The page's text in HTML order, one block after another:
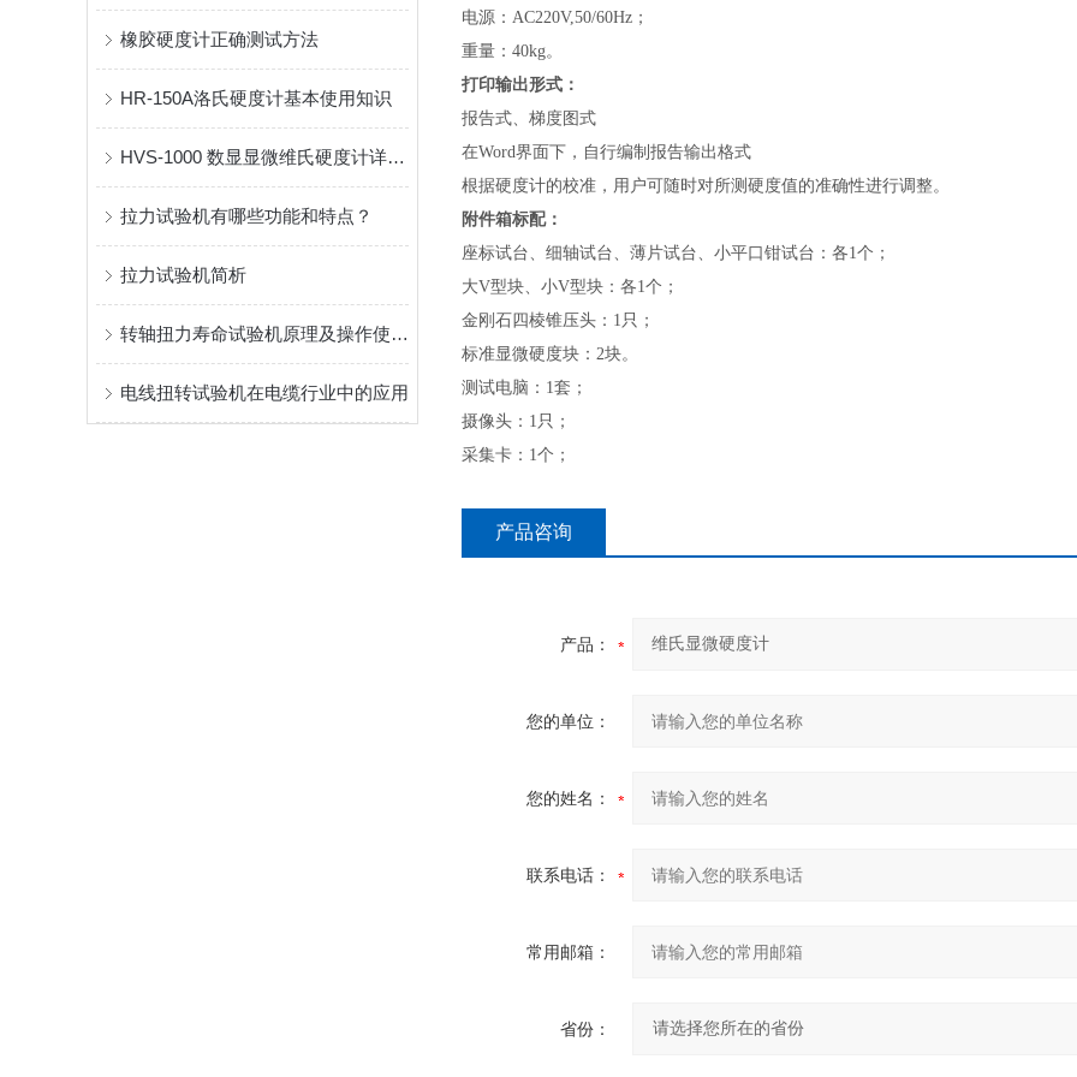
橡胶硬度计正确测试方法
HR-150A洛氏硬度计基本使用知识
HVS-1000 数显显微维氏硬度计详细介绍
拉力试验机有哪些功能和特点？
拉力试验机简析
转轴扭力寿命试验机原理及操作使用说明
电线扭转试验机在电缆行业中的应用
电源：AC220V,50/60Hz；
重量：40kg。
打印输出形式：
报告式、梯度图式
在Word界面下，自行编制报告输出格式
根据硬度计的校准，用户可随时对所测硬度值的准确性进行调整。
附件箱标配：
座标试台、细轴试台、薄片试台、小平口钳试台：各1个；
大V型块、小V型块：各1个；
金刚石四棱锥压头：1只；
标准显微硬度块：2块。
测试电脑：1套；
摄像头：1只；
采集卡：1个；
产品咨询
产品：
您的单位：
您的姓名：
联系电话：
常用邮箱：
省份：